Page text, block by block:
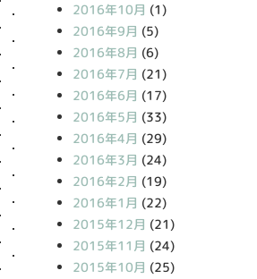
2016年10月 (1)
2016年9月 (5)
2016年8月 (6)
2016年7月 (21)
2016年6月 (17)
2016年5月 (33)
2016年4月 (29)
2016年3月 (24)
2016年2月 (19)
2016年1月 (22)
2015年12月 (21)
2015年11月 (24)
2015年10月 (25)